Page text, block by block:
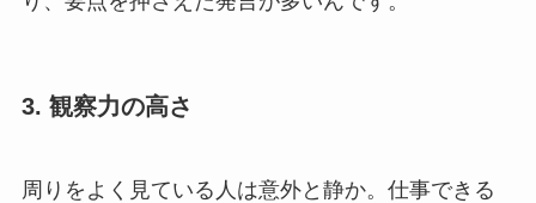
3. 観察力の高さ
周りをよく見ている人は意外と静か。仕事できる